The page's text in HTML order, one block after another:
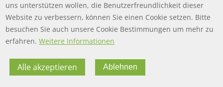
FOOTER MENU
FAQ FOOTER-DATENSCHUTZ
Datenschutz
uns unterstützen wollen, die Benutzerfreundlichkeit dieser
Website zu verbessern, können Sie einen Cookie setzen. Bitte
besuchen Sie auch unsere Cookie Bestimmungen um mehr zu
erfahren. Weitere Informationen
Alle akzeptieren Ablehnen